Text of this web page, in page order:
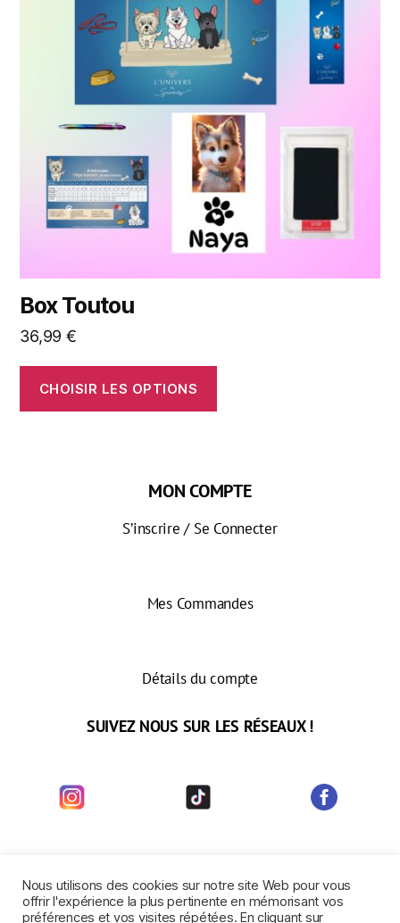
Box Toutou
36,99 €
CHOISIR LES OPTIONS
MON COMPTE
S’inscrire / Se Connecter
Mes Commandes
Détails du compte
SUIVEZ NOUS SUR LES RÉSEAUX !
Mentions Légales|Conditions Générales de Vente|Politique de
Nous utilisons des cookies sur notre site Web pour vous
offrir l'expérience la plus pertinente en mémorisant vos
préférences et vos visites répétées. En cliquant sur